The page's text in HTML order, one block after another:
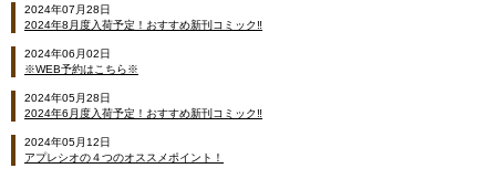
2024年07月28日
2024年8月度入荷予定！おすすめ新刊コミック‼
2024年06月02日
※WEB予約はこちら※
2024年05月28日
2024年6月度入荷予定！おすすめ新刊コミック‼
2024年05月12日
アプレシオの４つのオススメポイント！